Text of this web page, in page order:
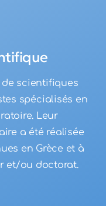
de scientifiques
spécialisés en
Leur
a été réalisée
en Grèce et à
et/ou doctorat.